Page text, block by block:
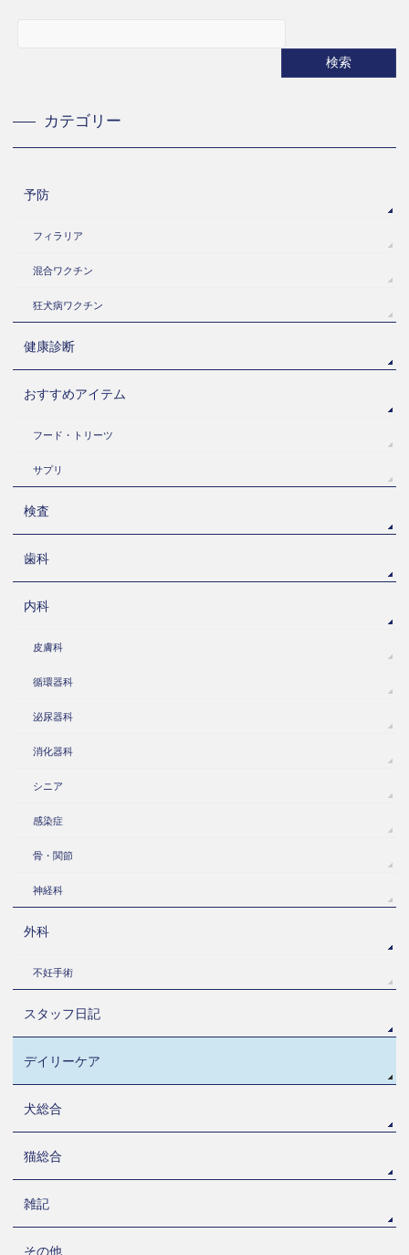
カテゴリー
予防
フィラリア
混合ワクチン
狂犬病ワクチン
健康診断
おすすめアイテム
フード・トリーツ
サプリ
検査
歯科
内科
皮膚科
循環器科
泌尿器科
消化器科
シニア
感染症
骨・関節
神経科
外科
不妊手術
スタッフ日記
デイリーケア
犬総合
猫総合
雑記
その他